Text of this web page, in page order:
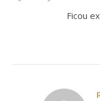
Ficou